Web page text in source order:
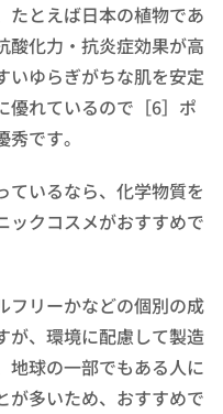
たとえば日本の植物であ
酸化力・抗炎症効果が高
いゆらぎがちな肌を安定
優れているので［6］ポ
です。
ているなら、化学物質を
ックコスメがおすすめで
フリーかなどの個別の成
が、環境に配慮して製造
地球の一部でもある人に
が多いため、おすすめで